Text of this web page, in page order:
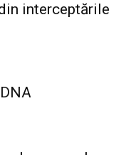
interceptările